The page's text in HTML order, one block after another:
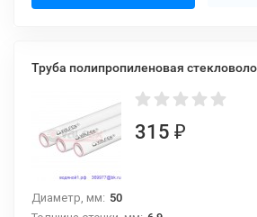
Труба полипропиленовая
315 ₽
Диаметр, мм: 50